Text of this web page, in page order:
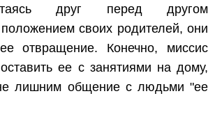
друг перед другом
своих родителей, они
отвращение. Конечно, миссис
ее с занятиями на дому,
лишним общение с людьми "ее